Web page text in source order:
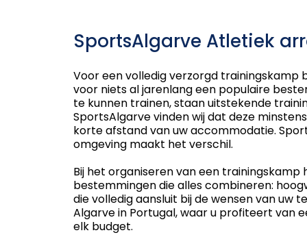
SportsAlgarve Atletiek
Voor een volledig verzorgd trainingskamp
voor niets al jarenlang een populaire
te kunnen trainen, staan uitstekende
SportsAlgarve vinden wij dat deze
korte afstand van uw accommodatie.
omgeving maakt het verschil.
Bij het organiseren van een trainingskamp
bestemmingen die alles combineren:
die volledig aansluit bij de wensen van uw
Algarve in Portugal, waar u profiteert van
elk budget.